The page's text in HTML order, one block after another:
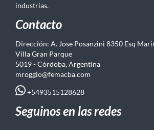
industrias.
Contacto
Dirección: A. Jose Posanzini 8350 Esq
Villa Gran Parque
5019 - Córdoba, Argentina
mroggio@femacba.com
+5493515128628
Seguinos en las redes